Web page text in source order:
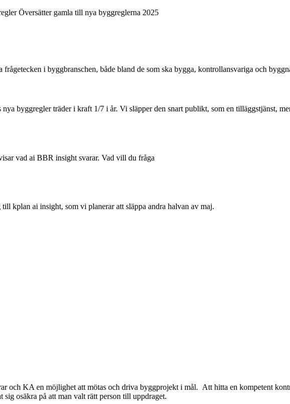
i byggbranschen, både bland de som ska bygga, kontrollansvariga och
byggregler träder i kraft 1/7 i år. Vi släpper den snart publikt, som en tilläggstjänst,
vad ai BBR insight svarar. Vad vill du fråga
kplan ai insight, som vi planerar att släppa andra halvan av maj.
och KA en möjlighet att mötas och driva byggprojekt i mål. Att hitta en kompetent
osäkra på att man valt rätt person till uppdraget.